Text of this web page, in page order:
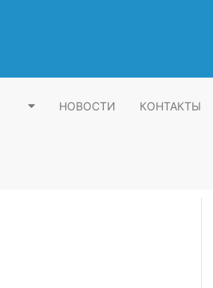
НОВОСТИ КОНТАКТЫ